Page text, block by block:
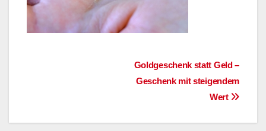
Beitragsnavigation
Goldgeschenk statt Geld –
Geschenk mit steigendem
Wert